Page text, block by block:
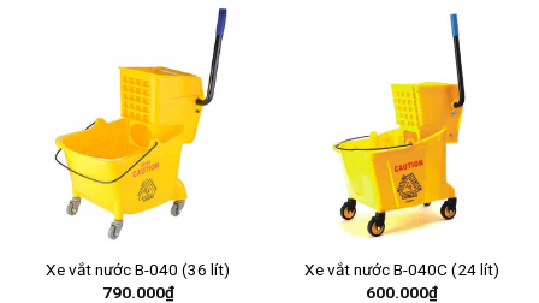
Xe vắt nước B-040 (36 lít)
790.000₫
Xe vắt nước B-040C (24 lít)
600.000₫